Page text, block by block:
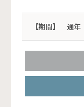
【期間】 通年